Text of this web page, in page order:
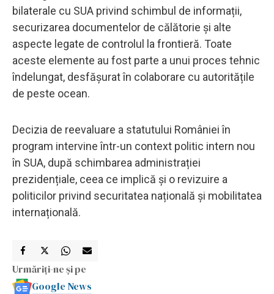
bilaterale cu SUA privind schimbul de informații,
securizarea documentelor de călătorie și alte
aspecte legate de controlul la frontieră. Toate
aceste elemente au fost parte a unui proces tehnic
îndelungat, desfășurat în colaborare cu autoritățile
de peste ocean.
Decizia de reevaluare a statutului României în
program intervine într-un context politic intern nou
în SUA, după schimbarea administrației
prezidențiale, ceea ce implică și o revizuire a
politicilor privind securitatea națională și mobilitatea
internațională.
Urmăriți-ne și pe
Google News